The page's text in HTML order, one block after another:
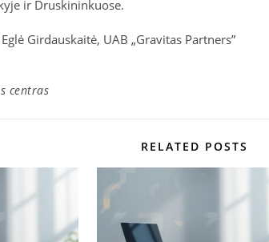
ir Druskininkuose.
Girdauskaitė, UAB „Gravitas Partners”
centras
RELATED POSTS